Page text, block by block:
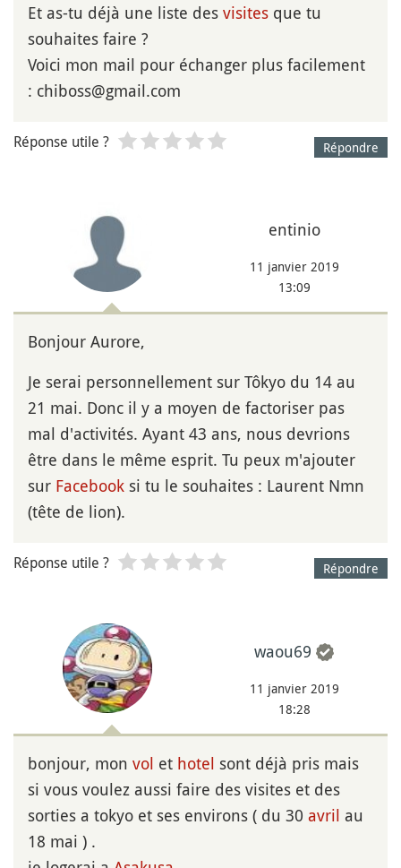
Et as-tu déjà une liste des visites que tu
souhaites faire ?
Voici mon mail pour échanger plus facilement
: chiboss@gmail.com
Répondre
Réponse utile ?
entinio
11 janvier 2019
13:09
Bonjour Aurore,
Je serai personnellement sur Tôkyo du 14 au
21 mai. Donc il y a moyen de factoriser pas
mal d'activités. Ayant 43 ans, nous devrions
être dans le même esprit. Tu peux m'ajouter
sur Facebook si tu le souhaites : Laurent Nmn
(tête de lion).
Répondre
Réponse utile ?
waou69
11 janvier 2019
18:28
bonjour, mon vol et hotel sont déjà pris mais
si vous voulez aussi faire des visites et des
sorties a tokyo et ses environs ( du 30 avril au
18 mai ) .